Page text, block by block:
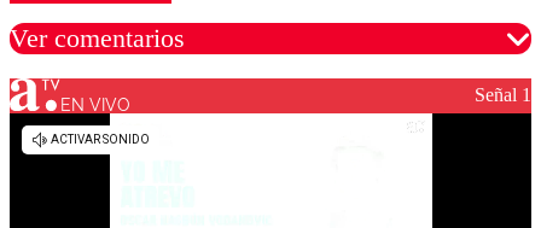
Ver comentarios
Los comentarios son moderados para garantizar un
EN VIVO Señal 1